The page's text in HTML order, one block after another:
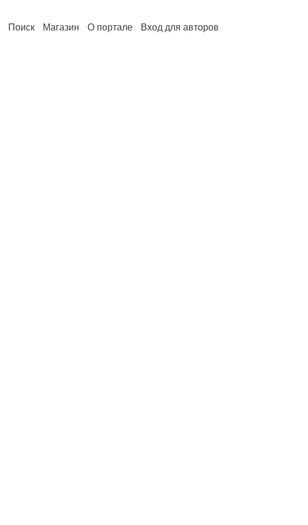
Поиск Магазин О портале Вход для авторов